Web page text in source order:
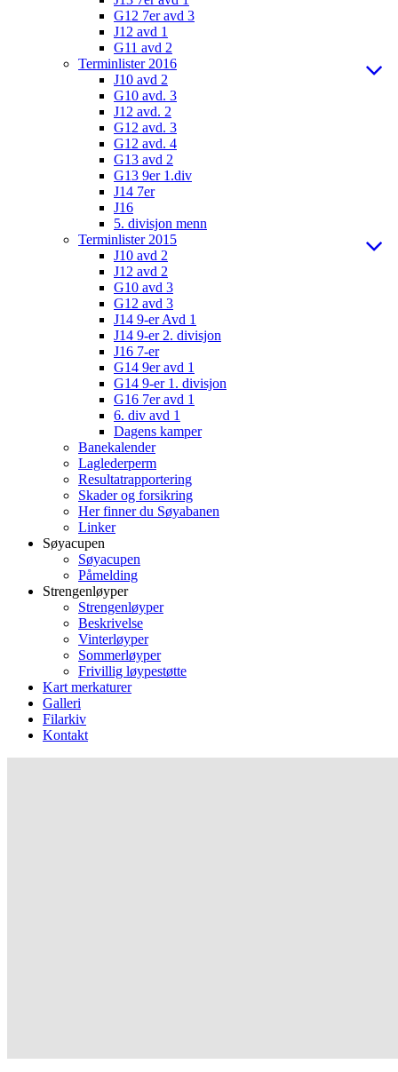
G12 7er avd 3
J12 avd 1
G11 avd 2
Terminlister 2016
J10 avd 2
G10 avd. 3
J12 avd. 2
G12 avd. 3
G12 avd. 4
G13 avd 2
G13 9er 1.div
J14 7er
J16
5. divisjon menn
Terminlister 2015
J10 avd 2
J12 avd 2
G10 avd 3
G12 avd 3
J14 9-er Avd 1
J14 9-er 2. divisjon
J16 7-er
G14 9er avd 1
G14 9-er 1. divisjon
G16 7er avd 1
6. div avd 1
Dagens kamper
Banekalender
Laglederperm
Resultatrapportering
Skader og forsikring
Her finner du Søyabanen
Linker
Søyacupen
Søyacupen
Påmelding
Strengenløyper
Strengenløyper
Beskrivelse
Vinterløyper
Sommerløyper
Frivillig løypestøtte
Kart merkaturer
Galleri
Filarkiv
Kontakt